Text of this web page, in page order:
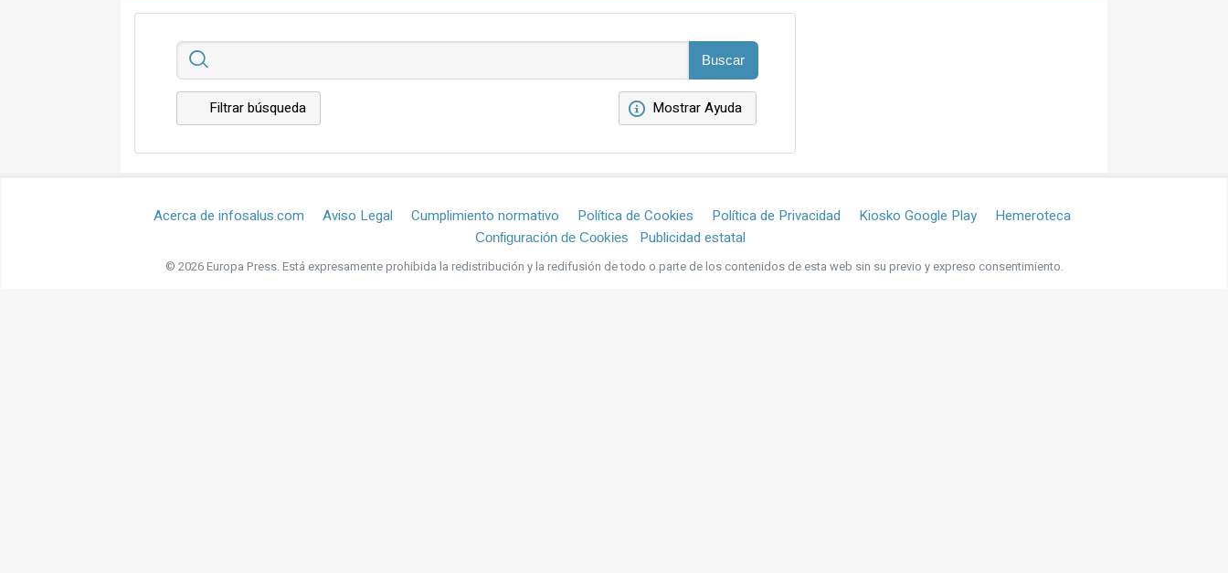
Filtrar búsqueda Mostrar Ayuda
Acerca de infosalus.com Aviso Legal Cumplimiento normativo Política de Cookies Política de Privacidad Kiosko Google Play Hemeroteca
Configuración de Cookies Publicidad estatal
© 2026 Europa Press.Está expresamente prohibida la redistribución y la redifusión de todo o parte de los contenidos de esta web sin su previo y expreso consentimiento.